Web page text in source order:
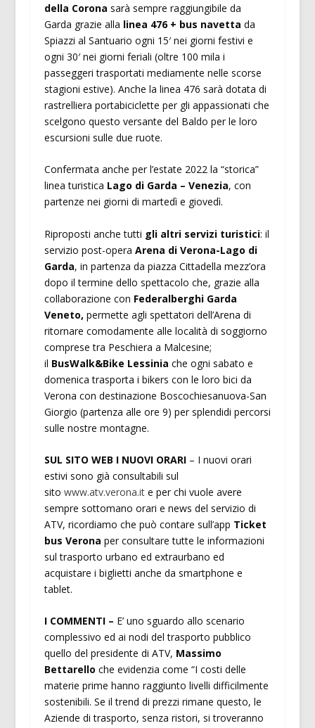
della Corona sarà sempre raggiungibile da
Garda grazie alla linea 476 + bus navetta da
Spiazzi al Santuario ogni 15′ nei giorni festivi e
ogni 30′ nei giorni feriali (oltre 100 mila i
passeggeri trasportati mediamente nelle scorse
stagioni estive). Anche la linea 476 sarà dotata di
rastrelliera portabiciclette per gli appassionati che
scelgono questo versante del Baldo per le loro
escursioni sulle due ruote.
Confermata anche per l’estate 2022 la “storica”
linea turistica Lago di Garda – Venezia, con
partenze nei giorni di martedì e giovedì.
Riproposti anche tutti gli altri servizi turistici: il
servizio post-opera Arena di Verona-Lago di
Garda, in partenza da piazza Cittadella mezz’ora
dopo il termine dello spettacolo che, grazie alla
collaborazione con Federalberghi Garda
Veneto, permette agli spettatori dell’Arena di
ritornare comodamente alle località di soggiorno
comprese tra Peschiera a Malcesine;
il BusWalk&Bike Lessinia che ogni sabato e
domenica trasporta i bikers con le loro bici da
Verona con destinazione Boscochiesanuova-San
Giorgio (partenza alle ore 9) per splendidi percorsi
sulle nostre montagne.
SUL SITO WEB I NUOVI ORARI– I nuovi orari
estivi sono già consultabili sul
sito www.atv.verona.ite per chi vuole avere
sempre sottomano orari e news del servizio di
ATV, ricordiamo che può contare sull’app Ticket
bus Verona per consultare tutte le informazioni
sul trasporto urbano ed extraurbano ed
acquistare i biglietti anche da smartphone e
tablet.
I COMMENTI – E’ uno sguardo allo scenario
complessivo ed ai nodi del trasporto pubblico
quello del presidente di ATV, Massimo
Bettarello che evidenzia come “I costi delle
materie prime hanno raggiunto livelli difficilmente
sostenibili. Se il trend di prezzi rimane questo, le
Aziende di trasporto, senza ristori, si troveranno